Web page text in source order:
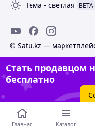
Тема - светлая BETA
© Satu.kz —
Стать продавцом
бесплатно
Главная Каталог